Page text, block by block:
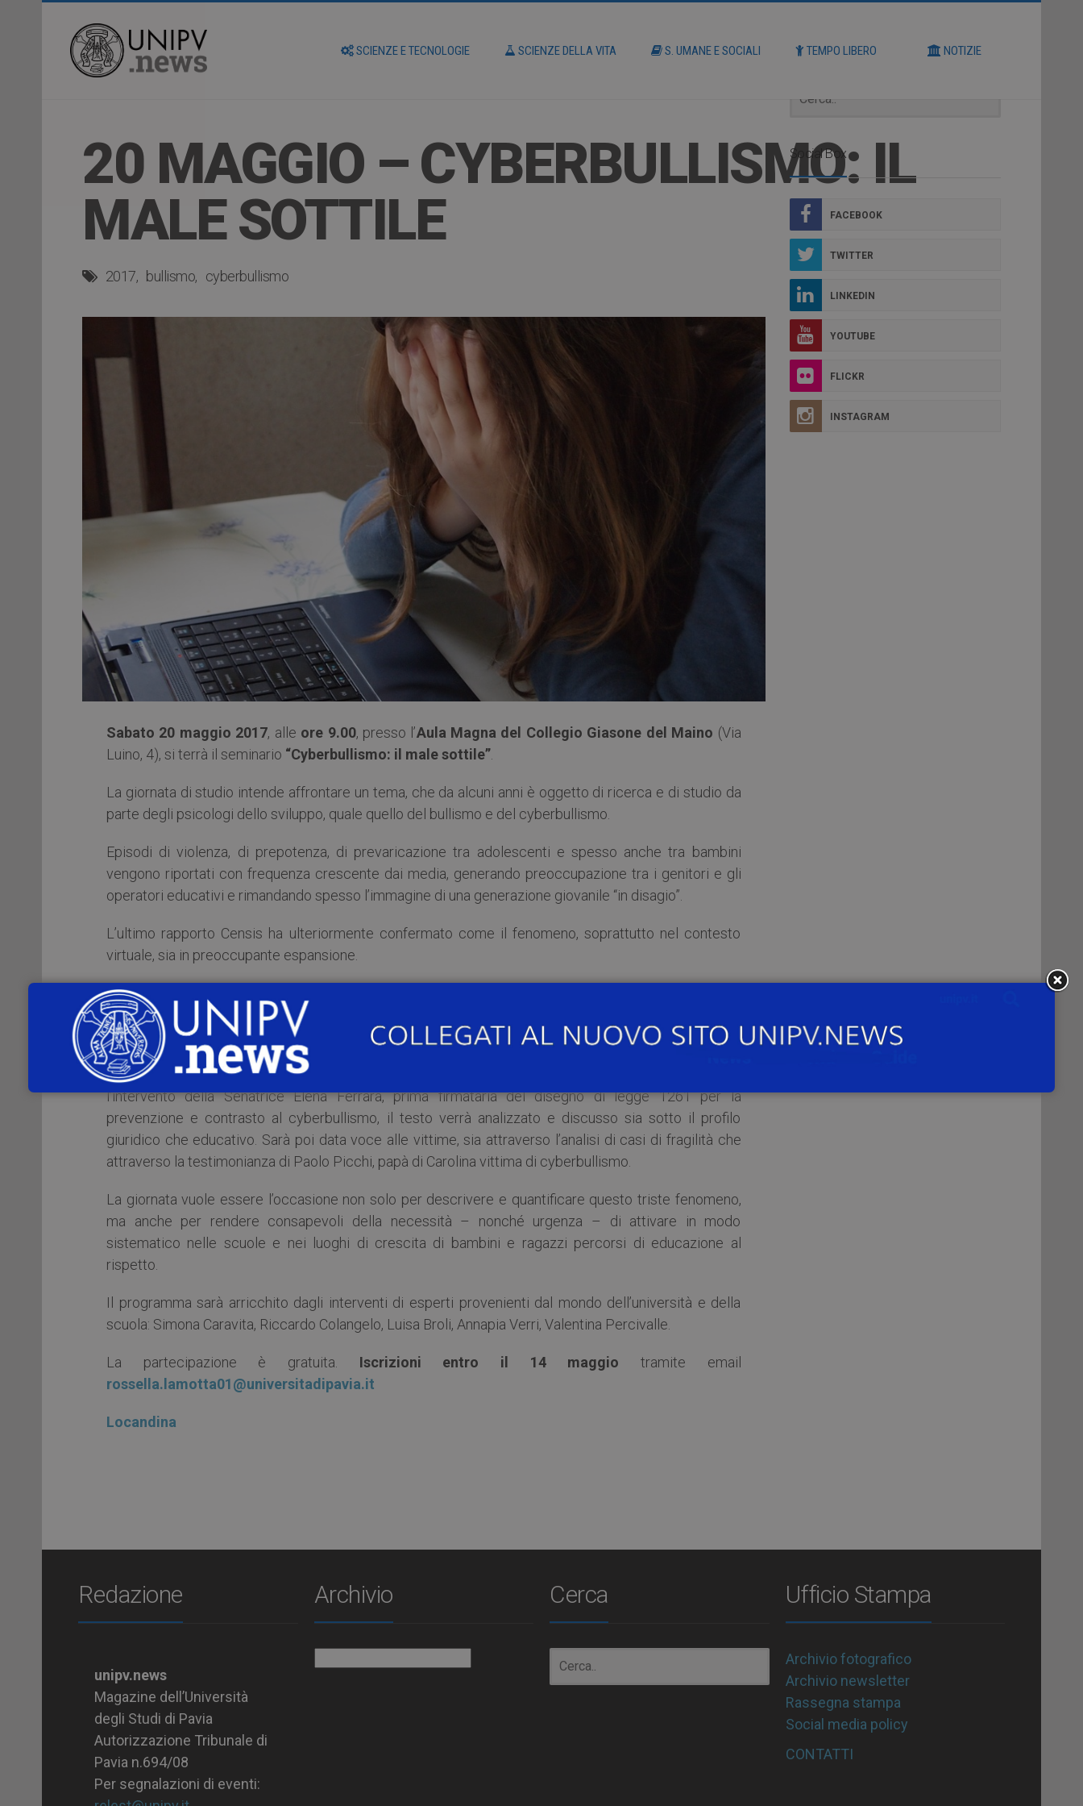
SCIENZE E TECNOLOGIE SCIENZE DELLA VITA S. UMANE E SOCIALI TEMPO LIBERO NOTIZIE
20 MAGGIO – CYBERBULLISMO: IL
MALE SOTTILE
2017 bullismo cyberbullismo
Sabato 20 maggio 2017, alle ore 9.00, presso l’Aula Magna del Collegio Giasone del Maino (Via
Luino, 4), si terrà il seminario “Cyberbullismo: il male sottile”
La giornata di studio intende affrontare un tema, che da alcuni anni è oggetto di ricerca e di studio da
parte degli psicologi dello sviluppo, quale quello del bullismo e del cyberbullismo.
Episodi di violenza, di prepotenza, di prevaricazione tra adolescenti e spesso anche tra bambini
vengono riportati con frequenza crescente dai media, generando preoccupazione tra i genitori e gli
operatori educativi e rimandando spesso l’immagine di una generazione giovanile “in disagio”.
L’ultimo rapporto Censis ha ulteriormente confermato come il fenomeno, soprattutto nel contesto
virtuale, sia in preoccupante espansione.
La giornata si focalizzerà sul proporre strumenti di prevenzione e intervento a partire dai risultati di
un’indagine condotta nelle scuole del nostro territorio su ragazzi dai 13 ai 15 anni in cui si è osservato
che il fenomeno è presente e diventa quindi necessario agire sul versante educativo e di prevenzione.
Dopo un inquadramento del fenomeno si affronterà il tema della tutela dei minori nello specifico con
l’intervento della Senatrice Elena Ferrara, prima firmataria del disegno di legge 1261 per la
prevenzione e contrasto al cyberbullismo, il testo verrà analizzato e discusso sia sotto il profilo
giuridico che educativo. Sarà poi data voce alle vittime, sia attraverso l’analisi di casi di fragilità che
attraverso la testimonianza di Paolo Picchi, papà di Carolina vittima di cyberbullismo.
La giornata vuole essere l’occasione non solo per descrivere e quantificare questo triste fenomeno,
ma anche per rendere consapevoli della necessità – nonché urgenza – di attivare in modo
sistematico nelle scuole e nei luoghi di crescita di bambini e ragazzi percorsi di educazione al
rispetto.
Il programma sarà arricchito dagli interventi di esperti provenienti dal mondo dell’università e della
scuola: Simona Caravita, Riccardo Colangelo, Luisa Broli, Annapia Verri, Valentina Percivalle.
La partecipazione è gratuita. Iscrizioni entro il 14 maggio tramite email
rossella.lamotta01@universitadipavia.it
Locandina
Social Box
FACEBOOK
TWITTER
LINKEDIN
YOUTUBE
FLICKR
INSTAGRAM
Redazione
unipv.news
Magazine dell’Università
degli Studi di Pavia
Autorizzazione Tribunale di
Pavia n.694/08
Per segnalazioni di eventi:
Archivio Cerca Ufficio Stampa
Archivio fotografico
Archivio newsletter
Rassegna stampa
Social media policy
CONTATTI